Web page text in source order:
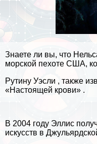
Знаете ли вы, что
морской пехоте США,
Рутину Уэсли , также
«Настоящей крови» .
В 2004 году Эллис
искусств в